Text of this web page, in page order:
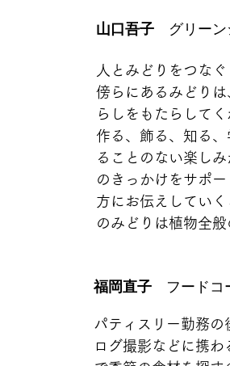
山口吾子 グリーン
人とみどりをつな
傍らにあるみどり
らしをもたらして
作る、飾る、知る
ることのない楽し
のきっかけをサポ
方にお伝えしてい
のみどりは植物全般
福岡直子 フードコ
パティスリー勤務の
ログ撮影などに携